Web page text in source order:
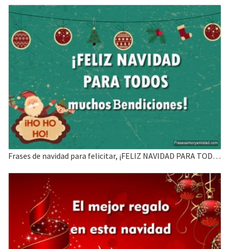
Frases de navidad para felicitar, ¡FELIZ NAVIDAD PARA TODOS muchos Bendiciones!